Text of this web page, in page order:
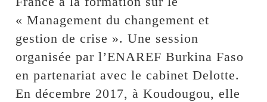
« Management du changement et
gestion de crise ». Une session
organisée par l’ENAREF Burkina Faso
en partenariat avec le cabinet Delotte.
En décembre 2017, à Koudougou, elle